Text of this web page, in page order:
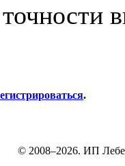
.
© 2008–2026. ИП